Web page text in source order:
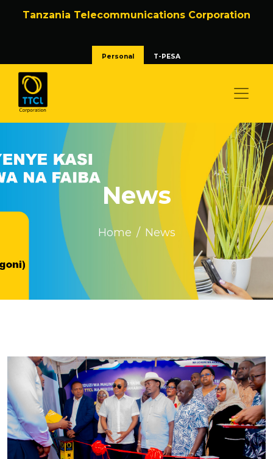
Tanzania Telecommunications Corporation
Personal T-PESA
News
Home News